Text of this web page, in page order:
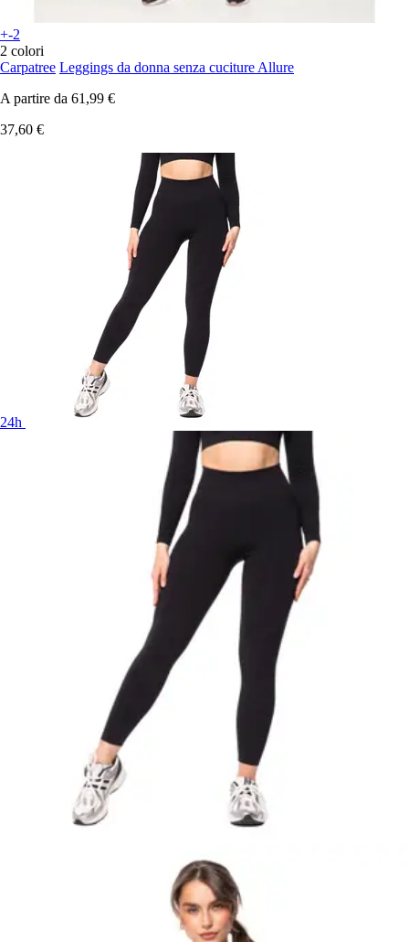
+-2
2 colori
Carpatree Leggings da donna senza cuciture Allure
A partire da 61,99 €
37,60 €
24h